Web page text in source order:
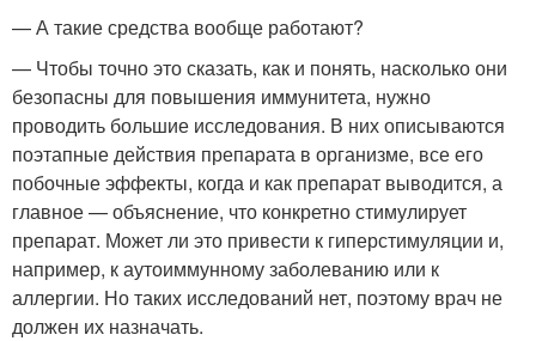
— А такие средства вообще работают?
— Чтобы точно это сказать, как и понять, насколько они
безопасны для повышения иммунитета, нужно
проводить большие исследования. В них описываются
поэтапные действия препарата в организме, все его
побочные эффекты, когда и как препарат выводится, а
главное — объяснение, что конкретно стимулирует
препарат. Может ли это привести к гиперстимуляции и,
например, к аутоиммунному заболеванию или к
аллергии. Но таких исследований нет, поэтому врач не
должен их назначать.